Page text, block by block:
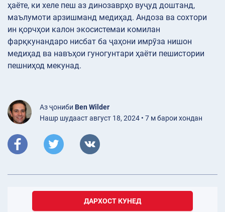
ҳаёте, ки хеле пеш аз динозаврҳо вуҷуд доштанд,
маълумоти арзишманд медиҳад. Андоза ва сохтори
ин қорчҳои калон экосистемаи комилан
фарқкунандаро нисбат ба ҷаҳони имрӯза нишон
медиҳад ва навъҳои гуногунтари ҳаёти пешистории
пешниҳод мекунад.
Аз ҷониби Ben Wilder
Нашр шудааст август 18, 2024 • 7 м барои хондан
ДАРХОСТ КУНЕД